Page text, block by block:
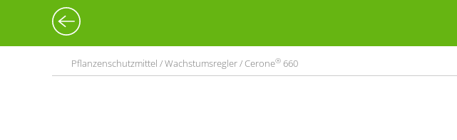
Pflanzenschutzmittel / Wachstumsregler / Cerone® 660